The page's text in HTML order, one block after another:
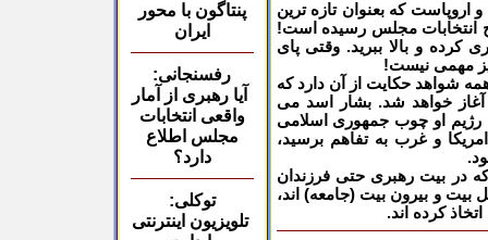
پنتاگون با محور
ایران
رفسنجانی:
آیا رهبری از آمار
واقعی انتخابات
مجلس اطلاع
دارد؟
توکلی:
تلویزیون اینترنتی
اروپاست که بعنوان تازه ترین
انتخابات مجلس رسیده است!
کرده و بالا ببرید. وقتی پای
شواهد حکایت از آن دارد که
خواهد شد. بشار اسد می
رژیم او چوب جمهوری اسلامی
و غرب به تفاهم برسید،
در بیت رهبری حتی فرزندان
بیت و بیرون بیت (جامعه) اند،
کرده اند.